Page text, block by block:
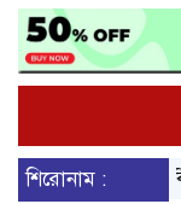
শিরোনাম :
ব্রুনেল